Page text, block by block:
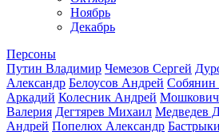
Ноябрь
Декабрь
Персоны
Путин Владимир Чемезов Сергей
Александр Белоусов Андрей Собянин
Аркадий Колесник Андрей
Валерия Дегтярев Михаил Медведев
Андрей Попелюх Александр